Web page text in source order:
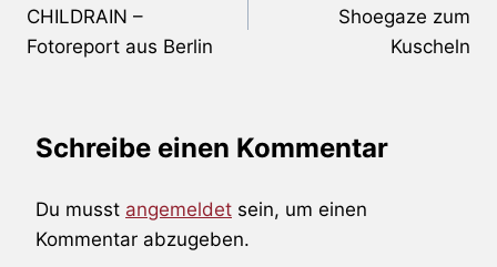
CHILDRAIN –
Fotoreport aus Berlin
Shoegaze zum
Kuscheln
Schreibe einen Kommentar
Du musst angemeldet sein, um einen
Kommentar abzugeben.